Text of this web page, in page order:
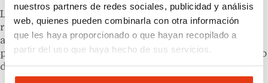
nuestros partners de redes sociales, publicidad y análisis
web, quienes pueden combinarla con otra información
que les haya proporcionado o que hayan recopilado a
partir del uso que haya hecho de sus servicios.
Las entidades bancarias también tienen en cuenta la
relación previa del franquiciado con bancos. Se
analiza el historial crediticio y posibles deudas
previas que ayuden a determinar la capacidad de pago
del solicitante.